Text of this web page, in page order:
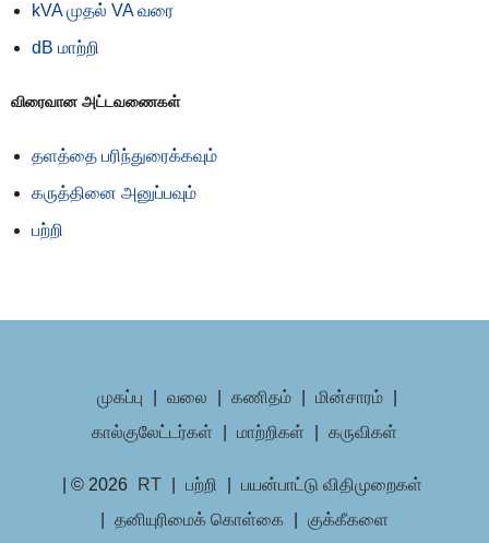
kVA முதல் VA வரை
dB மாற்றி
விரைவான அட்டவணைகள்
தளத்தை பரிந்துரைக்கவும்
கருத்தினை அனுப்பவும்
பற்றி
முகப்பு வலை கணிதம் மின்சாரம்
கால்குலேட்டர்கள்
மாற்றிகள் கருவிகள்
| © 2026 RT பற்றி
பயன்பாட்டு விதிமுறைகள்
தனியுரிமைக் கொள்கை குக்கீகளை